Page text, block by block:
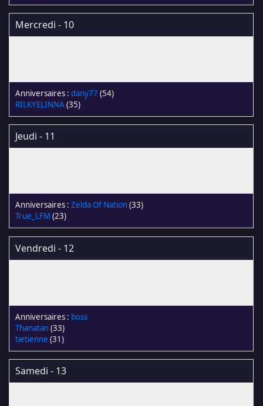
Mercredi - 10
dany77 (54)
RILKYELINNA(35)
Jeudi - 11
Zelda Of Nation(33)
True_LFM (23)
Vendredi - 12
boss
Thanatan(33)
tietienne (31)
Samedi - 13